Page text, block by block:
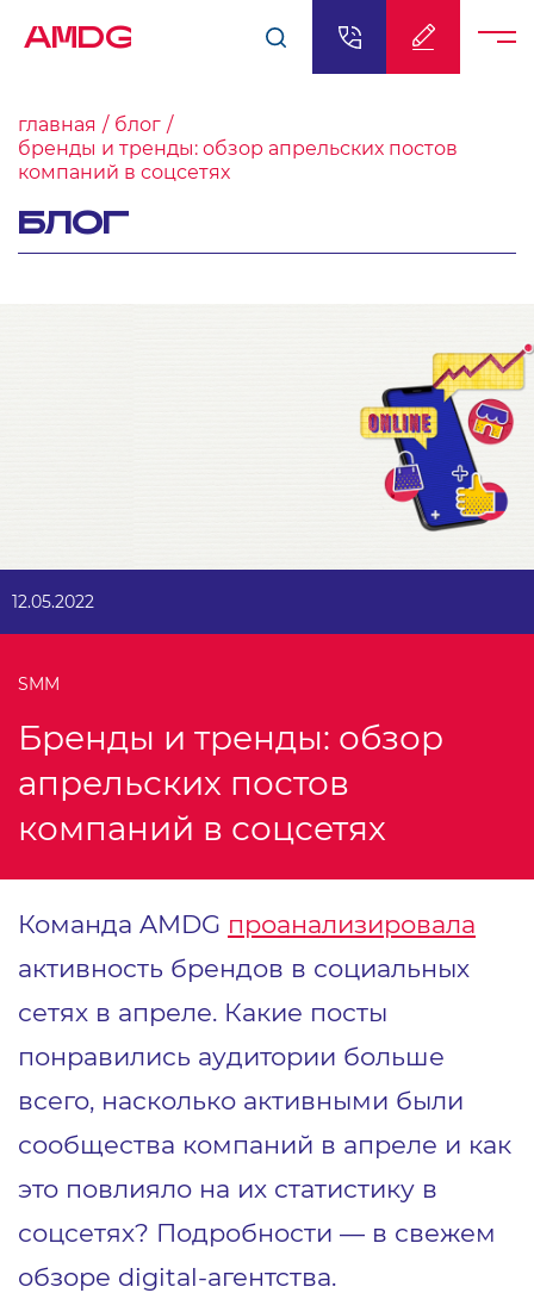
AMDG
главная
блог
бренды и тренды: обзор апрельских постов
компаний в соцсетях
БЛОГ
12.05.2022
SMM
Бренды и тренды: обзор
апрельских постов
компаний в соцсетях
Команда AMDG проанализировала
активность брендов в социальных
сетях в апреле. Какие посты
понравились аудитории больше
всего, насколько активными были
сообщества компаний в апреле и как
это повлияло на их статистику в
соцсетях? Подробности — в свежем
обзоре digital-агентства.